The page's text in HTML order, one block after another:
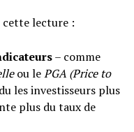
lecture :
– comme
ou lePGA (Price to
les investisseurs plus
plus du taux de